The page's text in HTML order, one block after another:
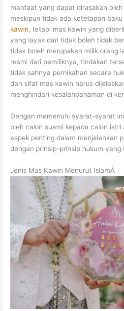
manfaat yang dapat dirasakan oleh
meskipun tidak ada ketetapan
kawin, tetapi mas kawin yang
yang layak dan tidak boleh tidak
tidak boleh merupakan milik orang
resmi dari pemiliknya, tindakan
tidak sahnya pernikahan secara
dan sifat mas kawin harus
menghindari kesalahpahaman di
Dengan memenuhi syarat-syarat
oleh calon suami kepada calon istri
aspek penting dalam menjalankan
dengan prinsip-prinsip hukum yang
Jenis Mas Kawin Menurut IslamÂ